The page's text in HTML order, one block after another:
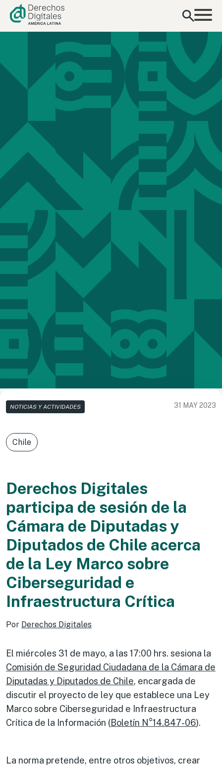
contenido
NOTICIAS Y ACTIVIDADES 31 MAY 2023
Chile
Derechos Digitales
participa de sesión de la
Cámara de Diputadas y
Diputados de Chile acerca
de la Ley Marco sobre
Ciberseguridad e
Infraestructura Crítica
Por Derechos Digitales
El miércoles 31 de mayo, a las 17:00 hrs. sesiona la
Comisión de Seguridad Ciudadana de la Cámara de
Diputadas y Diputados de Chile, encargada de
discutir el proyecto de ley que establece una Ley
Marco sobre Ciberseguridad e Infraestructura
Crítica de la Información (Boletín N°14.847-06).
La norma pretende, entre otros objetivos, crear